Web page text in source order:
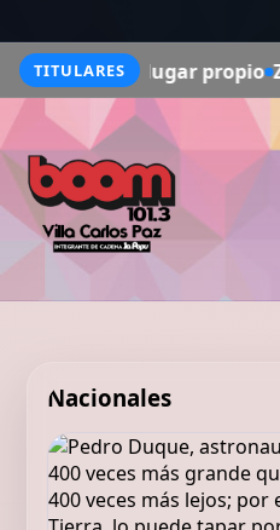
TITULARES
propio Zhan Qiao Lin,
Nacionales